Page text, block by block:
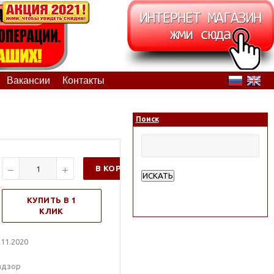
Вакансии Контакты
В КОРЗИНУ
КУПИТЬ В 1
КЛИК
Поиск
ИСКАТЬ